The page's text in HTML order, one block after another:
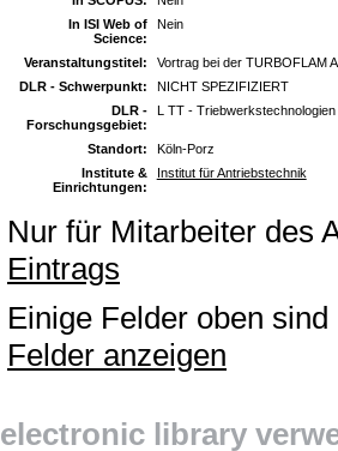
In ISI Web of
Science:
Nein
Veranstaltungstitel:
Vortrag bei der TURBOFLAM
DLR - Schwerpunkt:
NICHT SPEZIFIZIERT
DLR -
Forschungsgebiet:
L TT - Triebwerkstechnologien
Standort:
Köln-Porz
Institute &
Einrichtungen:
Institut für Antriebstechnik
Nur für Mitarbeiter des
Eintrags
Einige Felder oben
Felder anzeigen
electronic library